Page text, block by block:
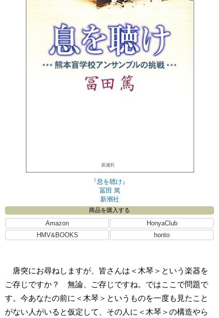
『息を聴け』
冨田 篤
新潮社
商品を購入する
Amazon
HonyaClub
HMV&BOOKS
honto
唐突にお尋ねしますが、皆さんは＜木琴＞という楽器を
ご存じですか？ 無論、ご存じですね。ではここで問題で
す。今あなたの前に＜木琴＞というものを一度も見たこと
がない人がいると仮定して、その人に＜木琴＞の構造やら